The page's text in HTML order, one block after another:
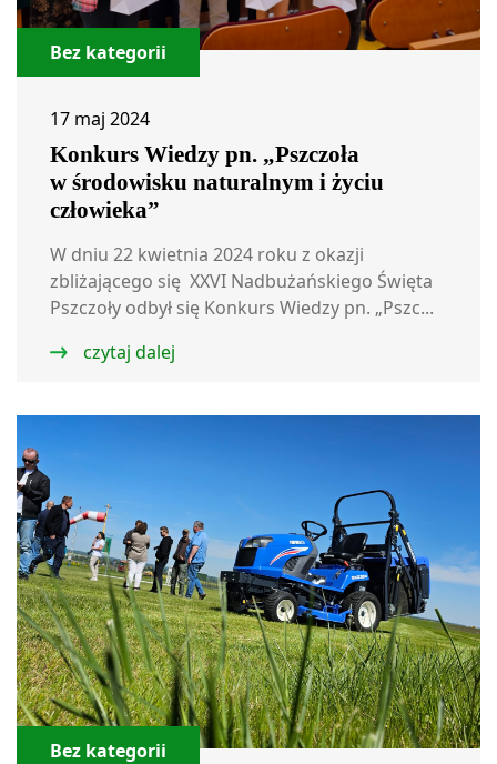
Bez kategorii
17 maj 2024
Konkurs Wiedzy pn. „Pszczoła
w środowisku naturalnym i życiu
człowieka”
W dniu 22 kwietnia 2024 roku z okazji
zbliżającego się XXVI Nadbużańskiego Święta
Pszczoły odbył się Konkurs Wiedzy pn. „Pszc...
czytaj dalej
Bez kategorii